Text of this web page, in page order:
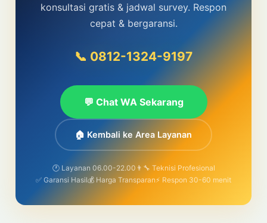
konsultasi gratis & jadwal survey. Respon
cepat & bergaransi.
📞 0812-1324-9197
💬 Chat WA Sekarang
🏠 Kembali ke Area Layanan
🕐 Layanan 06.00-22.00 👨‍🔧 Teknisi Profesional
✅ Garansi Hasil💰 Harga Transparan⚡ Respon 30-60 menit